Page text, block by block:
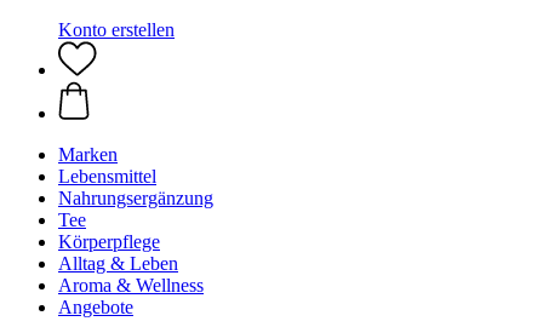
Konto erstellen
Marken
Lebensmittel
Nahrungsergänzung
Tee
Körperpflege
Alltag & Leben
Aroma & Wellness
Angebote